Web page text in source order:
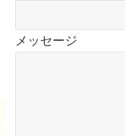
メッセージ